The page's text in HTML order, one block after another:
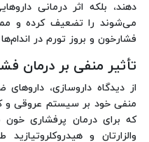
دهند، بلکه اثر درمانی
می‌شوند را تضعیف کرده و
فشارخون و بروز تورم در
تأثیر منفی بر درمان
از دیدگاه داروسازی، داروهای
منفی خود بر سیستم عروقی و
که برای درمان پرفشاری خون
والزارتان و